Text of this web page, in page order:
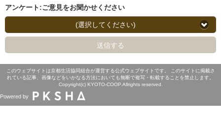
アンケート:ご意見をお聞かせください
(選択してください)
送信する
このウェブサイトは京都生活協同組合が運営する公式ウェブサイトです。 このサイトに掲載さ
れている記事、画像などをいかなる方法においても無断で複写・転載することを禁止します。
Copyright(c) KYOTO-COOP.Allrights reserved.
Powered by